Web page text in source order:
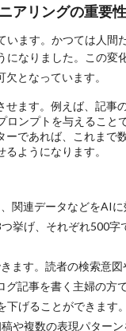
アリングの重要性
ます。かつては人間
なりました。この変
欠 となっています。
ます。例えば、記事
ンプトを与えること
であれば、これまで
ようになります。
関連データなどをAI
挙げ、それぞれ500
ます。読者の検索意
記事を書く主婦の方
げることができます。
や複数の表現パター